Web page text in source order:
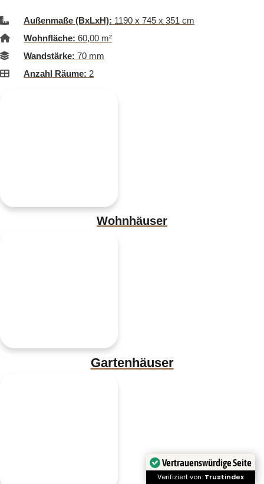
Außenmaße (BxLxH): 1190 x 745 x 351 cm
Wohnfläche: 60,00 m²
Wandstärke: 70 mm
Anzahl Räume: 2
Wohnhäuser
Gartenhäuser
Vertrauenswürdige Seite
Verifiziert von: Trustindex